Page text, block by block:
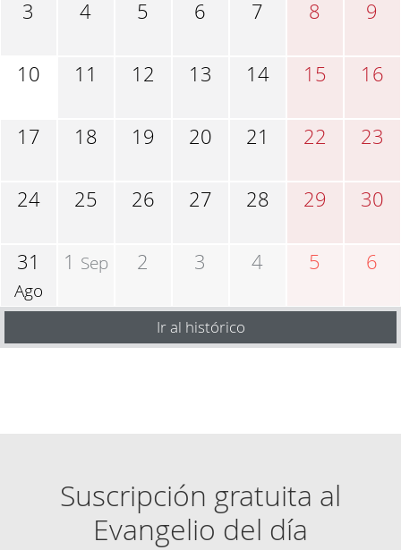
3 4 5 6 7 8 9
10 11 12 13 14 15 16
17 18 19 20 21 22 23
24 25 26 27 28 29 30
31
Ago
1 Sep 2 3 4 5 6
Ir al histórico
Suscripción gratuita al
Evangelio del día